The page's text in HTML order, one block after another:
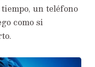
un teléfono
como si